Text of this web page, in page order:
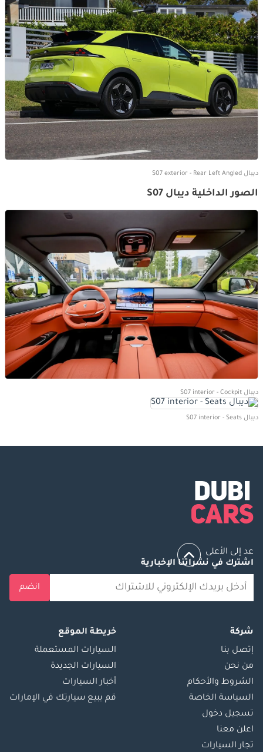
ديبال S07 exterior - Rear Left Angled
الصور الداخلية ديبال S07
ديبال S07 interior - Cockpit
ديبال S07 interior - Seats
عد إلى الأعلى
اشترك في نشراتنا الإخبارية
انضم
شركة
إتصل بنا
من نحن
الشروط والأحكام
السياسة الخاصة
تسجيل دخول
اعلن معنا
تجار السيارات
خريطة الموقع
السيارات المستعملة
السيارات الجديدة
أخبار السيارات
قم ببيع سيارتك في الإمارات